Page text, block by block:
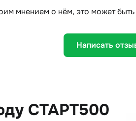
мнением о нём, это может
Написать
СТАРТ500